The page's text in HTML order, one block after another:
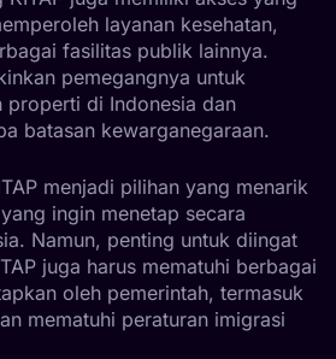
layanan kesehatan,
fasilitas publik lainnya.
pemegangnya untuk
properti di Indonesia dan
batasan kewarganegaraan.
menjadi pilihan yang menarik
ingin menetap secara
Namun, penting untuk diingat
juga harus mematuhi berbagai
oleh pemerintah, termasuk
mematuhi peraturan imigrasi